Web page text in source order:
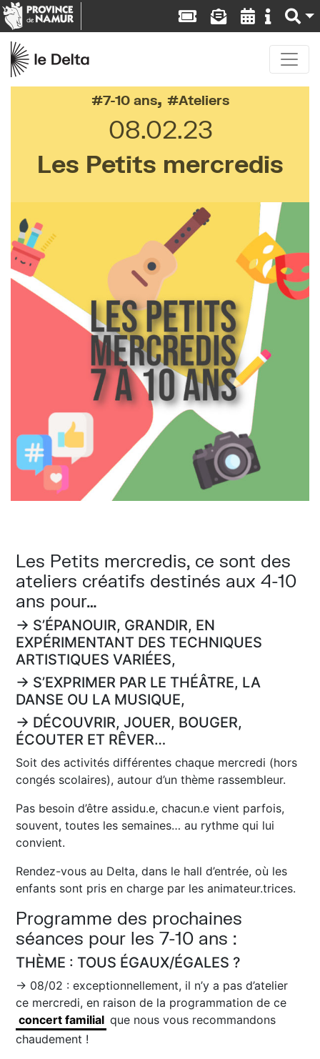
7-10 ans, Ateliers
08.02.23
Les Petits mercredis
Les Petits mercredis, ce sont des
ateliers créatifs destinés aux 4-10
ans pour…
→ S’ÉPANOUIR, GRANDIR, EN
EXPÉRIMENTANT DES TECHNIQUES
ARTISTIQUES VARIÉES,
→ S’EXPRIMER PAR LE THÉÂTRE, LA
DANSE OU LA MUSIQUE,
→ DÉCOUVRIR, JOUER, BOUGER,
ÉCOUTER ET RÊVER…
Soit des activités différentes chaque mercredi (hors
congés scolaires), autour d’un thème rassembleur.
Pas besoin d’être assidu.e, chacun.e vient parfois,
souvent, toutes les semaines… au rythme qui lui
convient.
Rendez-vous au Delta, dans le hall d’entrée, où les
enfants sont pris en charge par les animateur.trices.
Programme des prochaines
séances pour les 7-10 ans :
THÈME : TOUS ÉGAUX/ÉGALES ?
→ 08/02 : exceptionnellement, il n’y a pas d’atelier
ce mercredi, en raison de la programmation de ce
concert familial que nous vous recommandons
chaudement !